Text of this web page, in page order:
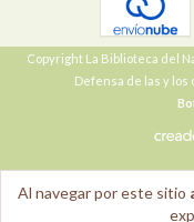
Al navegar por este sitio
Copyright La Biblioteca del
Defensa de las y los